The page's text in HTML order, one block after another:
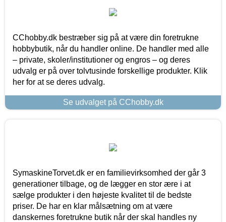
CChobby.dk bestræber sig på at være din foretrukne
hobbybutik, når du handler online. De handler med alle
– private, skoler/institutioner og engros – og deres
udvalg er på over tolvtusinde forskellige produkter. Klik
her for at se deres udvalg.
Se udvalget på CChobby.dk
SymaskineTorvet.dk er en familievirksomhed der går 3
generationer tilbage, og de lægger en stor ære i at
sælge produkter i den højeste kvalitet til de bedste
priser. De har en klar målsætning om at være
danskernes foretrukne butik når der skal handles ny